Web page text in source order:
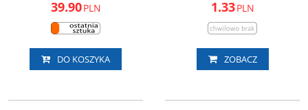
39.90PLN
DO KOSZYKA
1.33PLN
ZOBACZ